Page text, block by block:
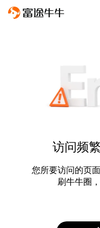
访问频
您所要访问的页
刷牛牛圈